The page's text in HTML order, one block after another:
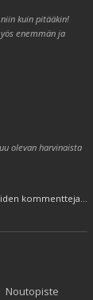
kuin pitääkin!
enemmän ja
olevan harvinaista
kommentteja...
Noutopiste